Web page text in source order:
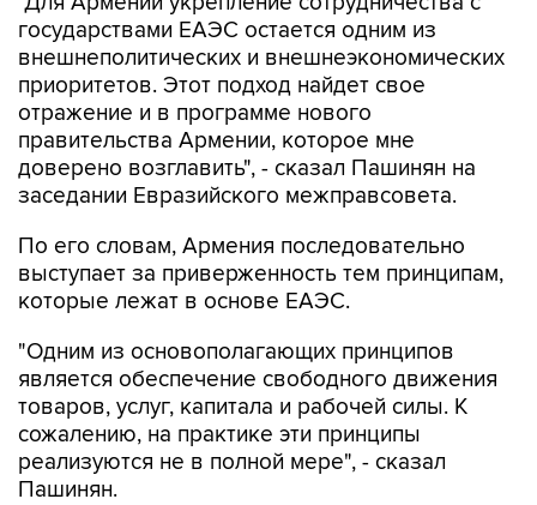
государствами ЕАЭС остается одним из
внешнеполитических и внешнеэкономических
приоритетов. Этот подход найдет свое
отражение и в программе нового
правительства Армении, которое мне
доверено возглавить", - сказал Пашинян на
заседании Евразийского межправсовета.
По его словам, Армения последовательно
выступает за приверженность тем принципам,
которые лежат в основе ЕАЭС.
"Одним из основополагающих принципов
является обеспечение свободного движения
товаров, услуг, капитала и рабочей силы. К
сожалению, на практике эти принципы
реализуются не в полной мере", - сказал
Пашинян.